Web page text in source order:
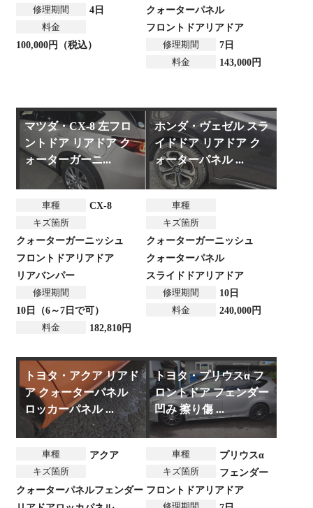
修理期間
4日
料金
100,000円（税込）
クォーターパネル
フロントドア リアドア
修理期間
7日
料金
143,000円
マツダ・CX-8 左フロ
ントドア リアドア ク
ォーターガーニ...
車種
CX-8
キズ箇所
クォーターガーニッシュ
フロントドアリアドア
リアバンパー
修理期間
10日（6～7日で可）
料金
182,810円
ホンダ・ヴェゼル スラ
イドドア リアドア ク
ォーターパネル ...
車種
キズ箇所
クォーターガーニッシュ
クォーターパネル
スライドドア リアドア
修理期間
10日
料金
240,000円
トヨタ・アクア リアド
ア クォーターパネル
ロッカーパネル ...
車種
アクア
キズ箇所
クォーターパネルフェンダー
トヨタ・プリウスα フ
ロントドア フェンダー
凹み 擦り傷 ...
車種
プリウスα
キズ箇所
フェンダー
フロントドア リアドア